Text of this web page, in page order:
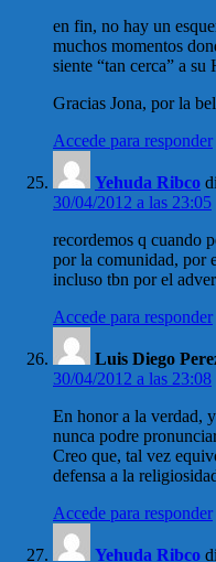
en fin, no hay un
muchos momentos
siente “tan cerca” a su
Gracias Jona, por la
Accede para responder
Yehuda Ribco
30/04/2012 a las 23:05
recordemos q cuando
por la comunidad, por
incluso tbn por el
Accede para responder
Luis Diego
30/04/2012 a las 23:08
En honor a la verdad,
nunca podre
Creo que, tal vez
defensa a la
Accede para responder
Yehuda Ribco